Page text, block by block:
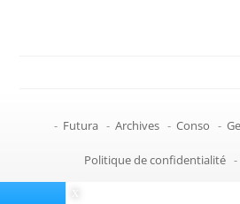
- Futura - Archives - Conso -
Politique de confidentialité -